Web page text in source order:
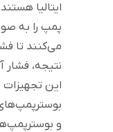
ایتالیا
پمپ را به
می‌کنند تا
نتیجه، فشار
این
و